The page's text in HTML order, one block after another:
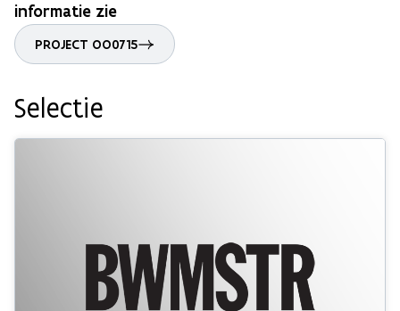
informatie zie
PROJECT OO0715
Selectie